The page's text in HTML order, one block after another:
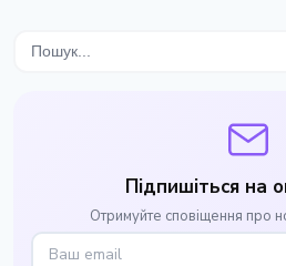
Підпишіться на
Отримуйте сповіщення про